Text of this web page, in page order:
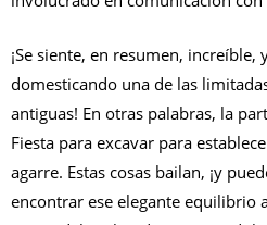
¡Se siente, en resumen, increíble,
domesticando una de las
antiguas! En otras palabras, la
Fiesta para excavar para
agarre. Estas cosas bailan, ¡y
encontrar ese elegante equilibrio